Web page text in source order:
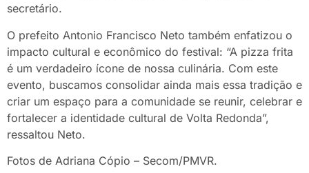
secretário.
O prefeito Antonio Francisco Neto também enfatizou o
impacto cultural e econômico do festival: “A pizza frita
é um verdadeiro ícone de nossa culinária. Com este
evento, buscamos consolidar ainda mais essa tradição e
criar um espaço para a comunidade se reunir, celebrar e
fortalecer a identidade cultural de Volta Redonda”,
ressaltou Neto.
Fotos de Adriana Cópio – Secom/PMVR.